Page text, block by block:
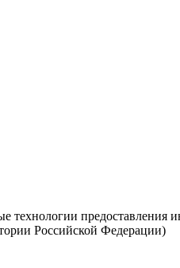
технологии предоставления
Российской Федерации)